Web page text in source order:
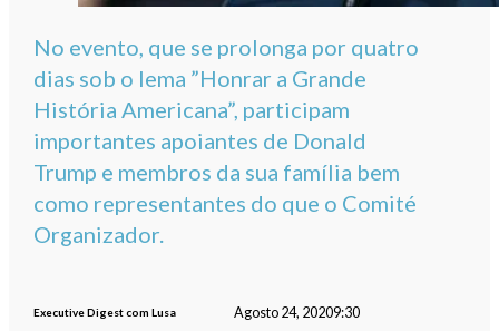
No evento, que se prolonga por quatro
dias sob o lema ”Honrar a Grande
História Americana”, participam
importantes apoiantes de Donald
Trump e membros da sua família bem
como representantes do que o Comité
Organizador.
Executive Digest com Lusa Agosto 24, 20209:30